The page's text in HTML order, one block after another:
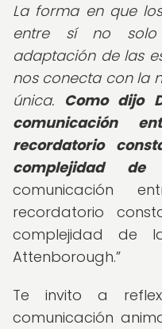
La forma en que
entre sí no solo
adaptación de las
nos conecta con la
única. Como dijo
comunicación
recordatorio
complejidad de
comunicación
recordatorio
complejidad de
Attenborough.
Te invito a
comunicación